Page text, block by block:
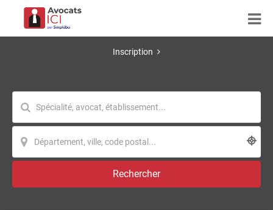
Inscription
Rechercher